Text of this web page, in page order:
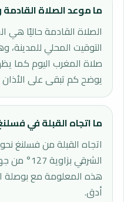
ما موعد الصلاة
التوقيت المحلي
صلاة المغرب اليوم كما
يوضح كم تبقى على الأذان
ما اتجاه القبلة في
اتجاه القبلة من فسلنغ
الشرقي
هذه المعلومة مع بوصلة
أدق.